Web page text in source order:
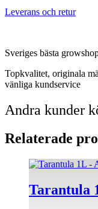
Leverans och retur
Sveriges bästa
Topkvalitet, originala
vänliga kundservice
Andra kunder
Relaterade
Tarantula